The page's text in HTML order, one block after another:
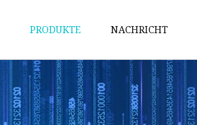
PRODUKTE
Magnetischer Kern
Spulen
Induktor
NACHRICHT